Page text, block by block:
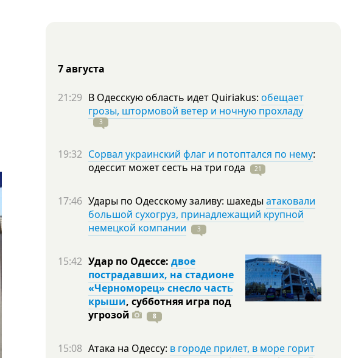
7 августа
21:29 В Одесскую область идет Quiriakus: обещает
грозы, штормовой ветер и ночную прохладу
3
19:32 Сорвал украинский флаг и потоптался по нему:
одессит может сесть на три года 21
17:46 Удары по Одесскому заливу: шахеды атаковали
большой сухогруз, принадлежащий крупной
немецкой компании
3
15:42 Удар по Одессе: двое
пострадавших, на стадионе
«Черноморец» снесло часть
крыши, субботняя игра под
угрозой
8
15:08 Атака на Одессу: в городе прилет, в море горит